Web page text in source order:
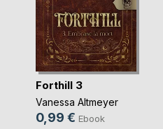
Forthill 3
Vanessa Altmeyer
0,99 € Ebook